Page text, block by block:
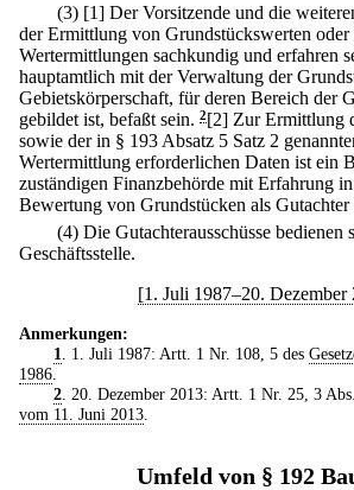
(3) [1] Der Vorsitzende und die
der Ermittlung von Grundstückswerten oder
Wertermittlungen sachkundig und erfahren
hauptamtlich mit der Verwaltung der
Gebietskörperschaft, für deren Bereich der
gebildet ist, befaßt sein. 2[2] Zur Ermittlung
sowie der in § 193 Absatz 5 Satz 2
Wertermittlung erforderlichen Daten ist ein
zuständigen Finanzbehörde mit Erfahrung
Bewertung von Grundstücken als Gutachter
(4) Die Gutachterausschüsse bedienen
Geschäftsstelle.
[1. Juli 1987–20. Dezember
Anmerkungen:
1
. 1. Juli 1987: Artt. 1 Nr. 108, 5 des
1986
2. 20. Dezember 2013: Artt. 1 Nr. 25, 3
vom 11. Juni 2013
Umfeld von § 192